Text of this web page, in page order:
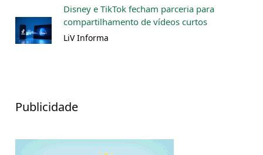
Disney e TikTok fecham parceria para
compartilhamento de vídeos curtos
LiV Informa
Publicidade